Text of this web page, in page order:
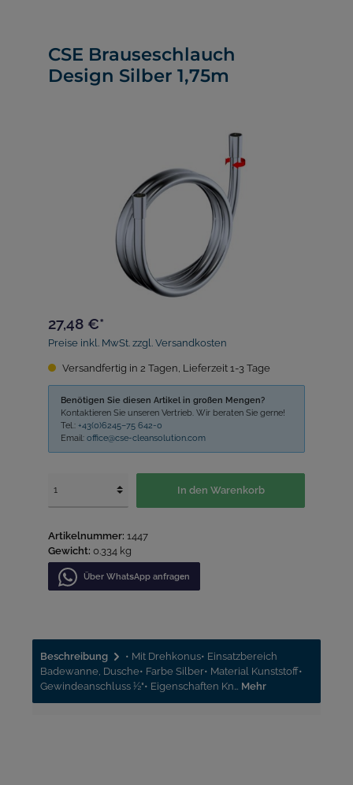
CSE Brauseschlauch
Design Silber 1,75m
27,48 €*
Preise inkl. MwSt. zzgl. Versandkosten
Versandfertig in 2 Tagen, Lieferzeit 1-3 Tage
Benötigen Sie diesen Artikel in großen Mengen?
Kontaktieren Sie unseren Vertrieb. Wir beraten Sie gerne!
Tel.: +43(0)6245–75 642-0
Email: office@cse-cleansolution.com
In den Warenkorb
Artikelnummer: 1447
Gewicht: 0.334 kg
Über WhatѕApp anfragеn
Beschreibung
• Mit Drehkonus• Einsatzbereich
Badewanne, Dusche• Farbe Silber• Material Kunststoff•
Gewindeanschluss ½"• Eigenschaften Kn… Mehr